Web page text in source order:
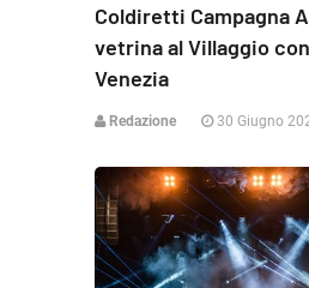
Coldiretti Campagna
vetrina al Villaggio
Venezia
Redazione 30 Giugno